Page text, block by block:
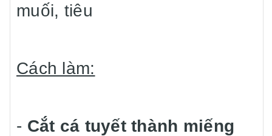
muối, tiêu
Cách làm:
- Cắt cá tuyết thành miếng